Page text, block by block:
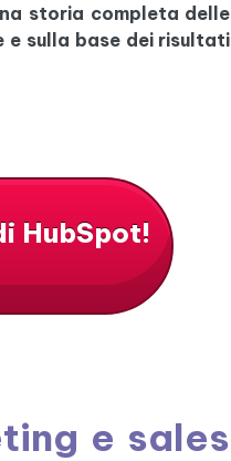
storia completa delle
e sulla base dei risultati
HubSpot!
e sales